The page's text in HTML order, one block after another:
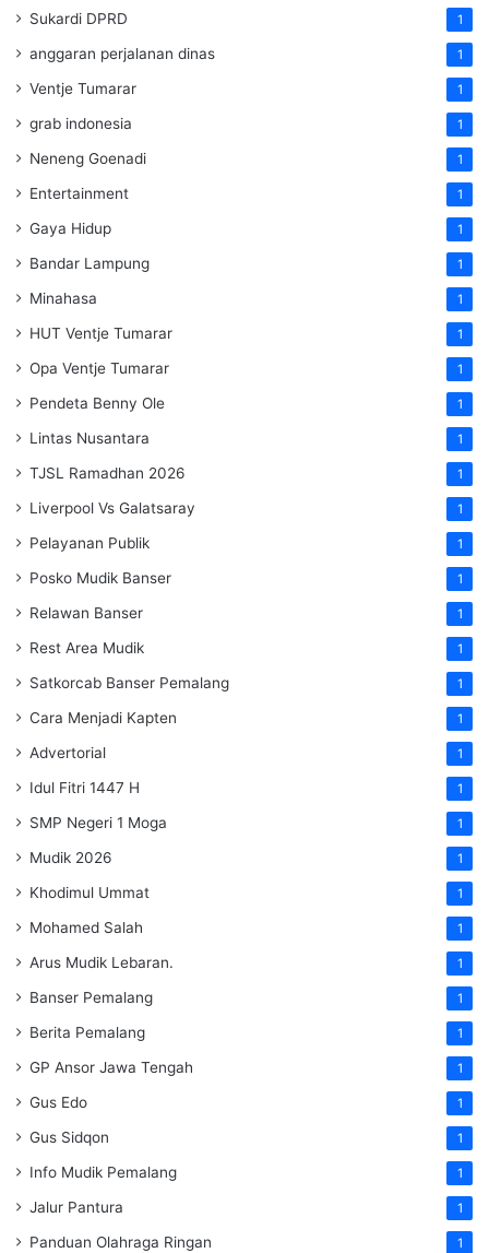
Sukardi DPRD 1
anggaran perjalanan dinas 1
Ventje Tumarar 1
grab indonesia 1
Neneng Goenadi 1
Entertainment 1
Gaya Hidup 1
Bandar Lampung 1
Minahasa 1
HUT Ventje Tumarar 1
Opa Ventje Tumarar 1
Pendeta Benny Ole 1
Lintas Nusantara 1
TJSL Ramadhan 2026 1
Liverpool Vs Galatsaray 1
Pelayanan Publik 1
Posko Mudik Banser 1
Relawan Banser 1
Rest Area Mudik 1
Satkorcab Banser Pemalang 1
Cara Menjadi Kapten 1
Advertorial 1
Idul Fitri 1447 H 1
SMP Negeri 1 Moga 1
Mudik 2026 1
Khodimul Ummat 1
Mohamed Salah 1
Arus Mudik Lebaran. 1
Banser Pemalang 1
Berita Pemalang 1
GP Ansor Jawa Tengah 1
Gus Edo 1
Gus Sidqon 1
Info Mudik Pemalang 1
Jalur Pantura 1
Panduan Olahraga Ringan 1